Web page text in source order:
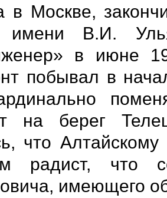
в Москве,
имени В.И.
в июне
побывал в
на берег
что
радист, что
имеющего